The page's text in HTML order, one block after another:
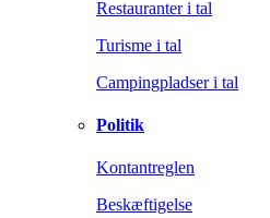
Restauranter i tal
Turisme i tal
Campingpladser i tal
Politik
Kontantreglen
Beskæftigelse